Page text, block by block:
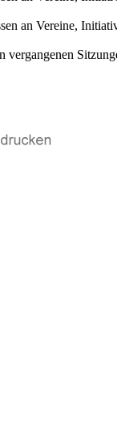
an Vereine,
vergangenen